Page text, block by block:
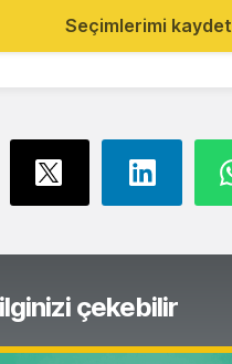
Seçimlerimi kaydet
çekebilir